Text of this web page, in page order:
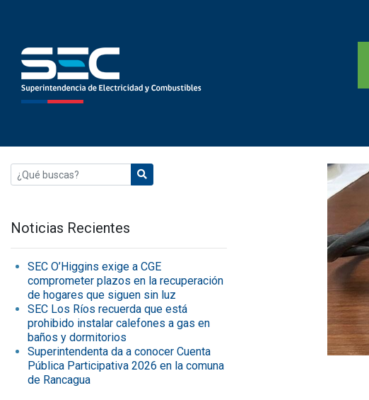
Noticias Recientes
SEC O’Higgins exige a CGE
comprometer plazos en la recuperación
de hogares que siguen sin luz
SEC Los Ríos recuerda que está
prohibido instalar calefones a gas en
baños y dormitorios
Superintendenta da a conocer Cuenta
Pública Participativa 2026 en la comuna
de Rancagua